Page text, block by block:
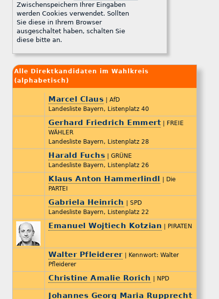
Zwischenspeichern Ihrer Eingaben
werden Cookies verwendet. Sollten
Sie diese in Ihrem Browser
ausgeschaltet haben, schalten Sie
diese bitte an.
Alle Direktkandidaten im Wahlkreis
(alphabetisch)
Marcel Claus | AfD
Landesliste Bayern, Listenplatz 40
Gerhard Friedrich Emmert | FREIE
WÄHLER
Landesliste Bayern, Listenplatz 28
Harald Fuchs | GRÜNE
Landesliste Bayern, Listenplatz 26
Klaus Anton Hammerlindl | Die
PARTEI
Gabriela Heinrich | SPD
Landesliste Bayern, Listenplatz 22
Emanuel Wojtiech Kotzian | PIRATEN
Walter Pfleiderer| Kennwort: Walter
Pfleiderer
Christine Amalie Rorich | NPD
Johannes Georg Maria Rupprecht